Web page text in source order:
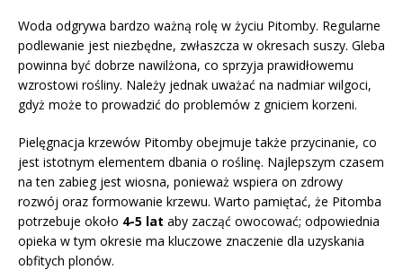
Woda odgrywa bardzo ważną rolę w życiu Pitomby. Regularne
podlewanie jest niezbędne, zwłaszcza w okresach suszy. Gleba
powinna być dobrze nawilżona, co sprzyja prawidłowemu
wzrostowi rośliny. Należy jednak uważać na nadmiar wilgoci,
gdyż może to prowadzić do problemów z gniciem korzeni.
Pielęgnacja krzewów Pitomby obejmuje także przycinanie, co
jest istotnym elementem dbania o roślinę. Najlepszym czasem
na ten zabieg jest wiosna, ponieważ wspiera on zdrowy
rozwój oraz formowanie krzewu. Warto pamiętać, że Pitomba
potrzebuje około 4-5 lat aby zacząć owocować; odpowiednia
opieka w tym okresie ma kluczowe znaczenie dla uzyskania
obfitych plonów.